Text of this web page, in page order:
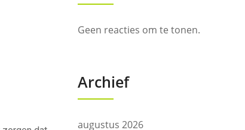
Geen reacties om te tonen.
Archief
augustus 2026